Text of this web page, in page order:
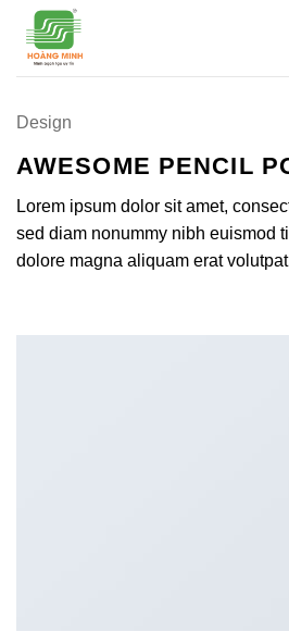
qua
Design
AWESOME PENCIL
Lorem ipsum dolor sit amet,
sed diam nonummy nibh euismod
dolore magna aliquam erat volutpat